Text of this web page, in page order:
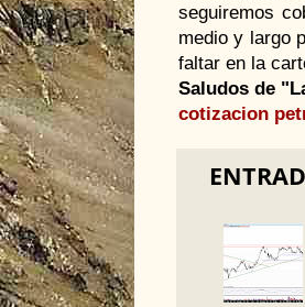
seguiremos
medio y largo
faltar en la
Saludos de
cotizacion